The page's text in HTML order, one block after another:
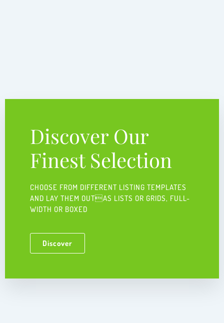
Discover Our
Finest Selection
CHOOSE FROM DIFFERENT LISTING TEMPLATES
AND LAY THEM OUTAS LISTS OR GRIDS, FULL-
WIDTH OR BOXED ​
Discover